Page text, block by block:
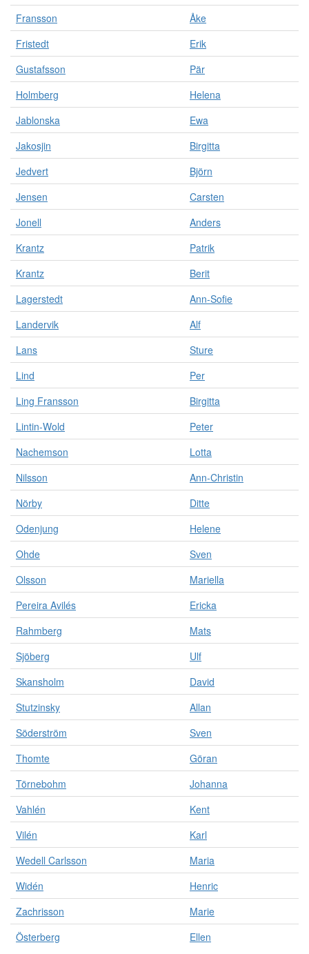
Fransson
Åke
Fristedt
Erik
Gustafsson
Pär
Holmberg
Helena
Jablonska
Ewa
Jakosjin
Birgitta
Jedvert
Björn
Jensen
Carsten
Jonell
Anders
Krantz
Patrik
Krantz
Berit
Lagerstedt
Ann-Sofie
Landervik
Alf
Lans
Sture
Lind
Per
Ling Fransson
Birgitta
Lintin-Wold
Peter
Nachemson
Lotta
Nilsson
Ann-Christin
Nörby
Ditte
Odenjung
Helene
Ohde
Sven
Olsson
Mariella
Pereira Avilés
Ericka
Rahmberg
Mats
Sjöberg
Ulf
Skansholm
David
Stutzinsky
Allan
Söderström
Sven
Thomte
Göran
Törnebohm
Johanna
Vahlén
Kent
Vilén
Karl
Wedell Carlsson
Maria
Widén
Henric
Zachrisson
Marie
Österberg
Ellen